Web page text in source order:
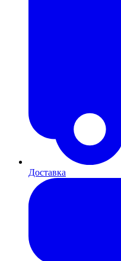
Доставка